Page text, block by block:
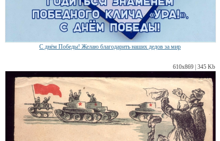
С днём Победы! Желаю благодарить наших дедов за мир
610х869 | 345 Kb